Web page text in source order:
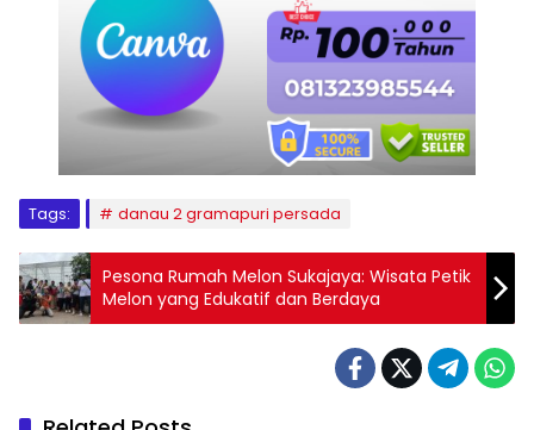
Tags: danau 2 gramapuri persada
Pesona Rumah Melon Sukajaya: Wisata Petik
Melon yang Edukatif dan Berdaya